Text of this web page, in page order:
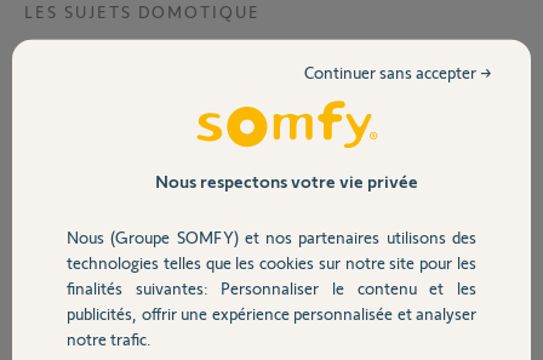
Volet
Sécurité
Domotique
LES SUJETS DOMOTIQUE
où trouver le cylindre long ?
J'ai acheté un kit complet de serrure sur le site somfy. j'aurais besoin
de remplacer le cylindre standard (30*40) par un cylindre long (45*55)
tel que décrit dans le manuel. Où puis je le commander, je n'ai pas vu
Patrick A.
il y a plus de 8 ans
Participer au fil de discussion
Nous respectons votre vie privée
Nous (Groupe SOMFY) et nos partenaires utilisons des
technologies telles que les cookies sur notre site pour les
finalités suivantes: Personnaliser le contenu et les
publicités, offrir une expérience personnalisée et analyser
notre trafic.
Continuer sans accepter →